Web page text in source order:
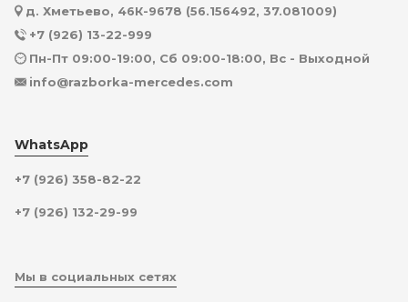
д. Хметьево, 46К-9678 (56.156492, 37.081009)
+7 (926) 13-22-999
Пн-Пт 09:00-19:00, Сб 09:00-18:00, Вс - Выходной
info@razborka-mercedes.com
WhatsApp
+7 (926) 358-82-22
+7 (926) 132-29-99
Мы в социальных сетях